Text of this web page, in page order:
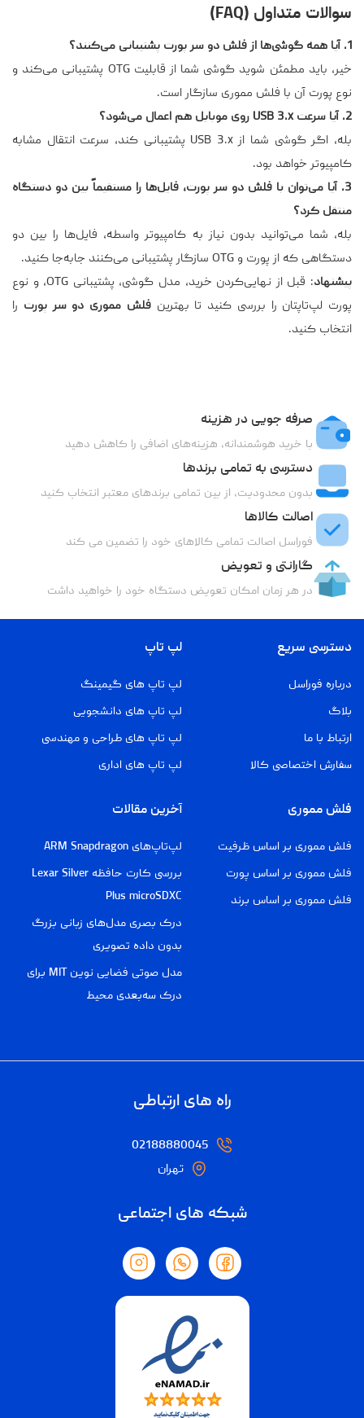
سوالات متداول (FAQ)
1. آیا همه گوشی‌ها از فلش دو سر پورت پشتیبانی می‌کنند؟
خیر، باید مطمئن شوید گوشی شما از قابلیت OTG پشتیبانی می‌کند و
نوع پورت آن با فلش مموری سازگار است.
2. آیا سرعت USB 3.x روی موبایل هم اعمال می‌شود؟
بله، اگر گوشی شما از USB 3.x پشتیبانی کند، سرعت انتقال مشابه
کامپیوتر خواهد بود.
3. آیا می‌توان با فلش دو سر پورت، فایل‌ها را مستقیماً بین دو دستگاه
منتقل کرد؟
بله، شما می‌توانید بدون نیاز به کامپیوتر واسطه، فایل‌ها را بین دو
دستگاهی که از پورت و OTG سازگار پشتیبانی می‌کنند جابه‌جا کنید.
پیشنهاد
: قبل از نهایی‌کردن خرید، مدل گوشی، پشتیبانی OTG، و نوع
پورت لپ‌تاپتان را بررسی کنید تا بهترینفلش مموری دو سر پورت را
انتخاب کنید.
صرفه جویی در هزینه
با خرید هوشمندانه، هزینه‌های اضافی را کاهش دهید
دسترسی به تمامی برندها
بدون محدودیت، از بین تمامی برندهای معتبر انتخاب کنید
اصالت کالاها
فوراسل اصالت تمامی کالاهای خود را تضمین می کند
گارانتی و تعویض
در هر زمان امکان تعویض دستگاه خود را خواهید داشت
دسترسی سریع
درباره فوراسل
بلاگ
ارتباط با ما
سفارش اختصاصی کالا
لپ تاپ
لپ تاپ های گیمینگ
لپ تاپ های دانشجویی
لپ تاپ های طراحی و مهندسی
لپ تاپ های اداری
فلش مموری
فلش مموری بر اساس ظرفیت
فلش مموری بر اساس پورت
فلش مموری بر اساس برند
آخرین مقالات
لپ‌تاپ‌های ARM Snapdragon
بررسی کارت حافظه Lexar Silver
Plus microSDXC
درک بصری مدل‌های زبانی بزرگ
بدون داده تصویری
مدل صوتی فضایی نوین MIT برای
درک سه‌بعدی محیط
راه های ارتباطی
02188880045
تهران
شبکه های اجتماعی